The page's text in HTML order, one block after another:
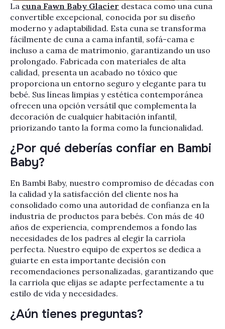
La cuna Fawn Baby Glacier destaca como una cuna
convertible excepcional, conocida por su diseño
moderno y adaptabilidad. Esta cuna se transforma
fácilmente de cuna a cama infantil, sofá-cama e
incluso a cama de matrimonio, garantizando un uso
prolongado. Fabricada con materiales de alta
calidad, presenta un acabado no tóxico que
proporciona un entorno seguro y elegante para tu
bebé. Sus líneas limpias y estética contemporánea
ofrecen una opción versátil que complementa la
decoración de cualquier habitación infantil,
priorizando tanto la forma como la funcionalidad.
¿Por qué deberías confiar en Bambi
Baby?
En Bambi Baby, nuestro compromiso de décadas con
la calidad y la satisfacción del cliente nos ha
consolidado como una autoridad de confianza en la
industria de productos para bebés. Con más de 40
años de experiencia, comprendemos a fondo las
necesidades de los padres al elegir la carriola
perfecta. Nuestro equipo de expertos se dedica a
guiarte en esta importante decisión con
recomendaciones personalizadas, garantizando que
la carriola que elijas se adapte perfectamente a tu
estilo de vida y necesidades.
¿Aún tienes preguntas?